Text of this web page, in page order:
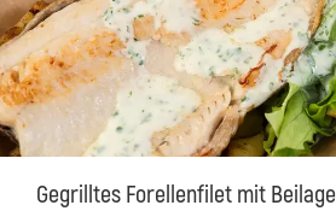
Gegrilltes Forellenfilet mit Beilage